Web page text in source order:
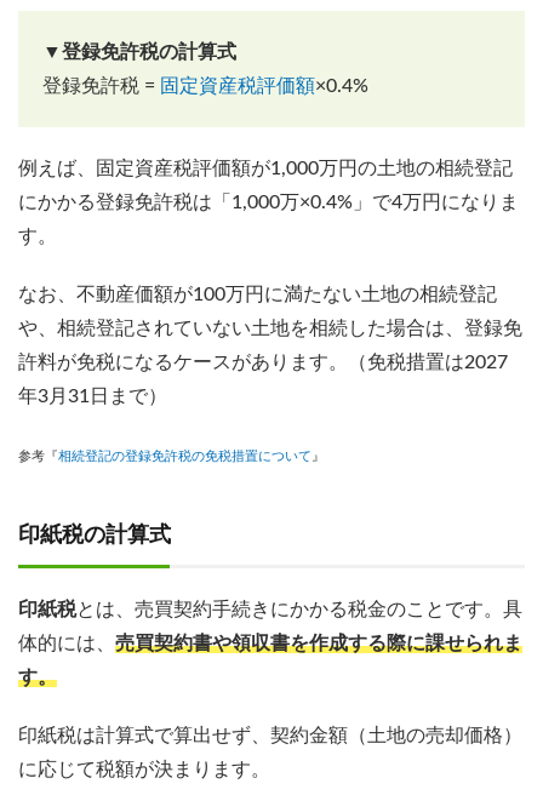
▼登録免許税の計算式
登録免許税 = 固定資産税評価額×0.4%
例えば、固定資産税評価額が1,000万円の土地の相続登記
にかかる登録免許税は「1,000万×0.4%」で4万円になりま
す。
なお、不動産価額が100万円に満たない土地の相続登記
や、相続登記されていない土地を相続した場合は、登録免
許料が免税になるケースがあります。（免税措置は2027
年3月31日まで）
参考『相続登記の登録免許税の免税措置について 』
印紙税の計算式
印紙税とは、売買契約手続きにかかる税金のことです。具
体的には、 売買契約書や領収書を作成する際に課せられま
す。
印紙税は計算式で算出せず、契約金額（土地の売却価格）
に応じて税額が決まります。